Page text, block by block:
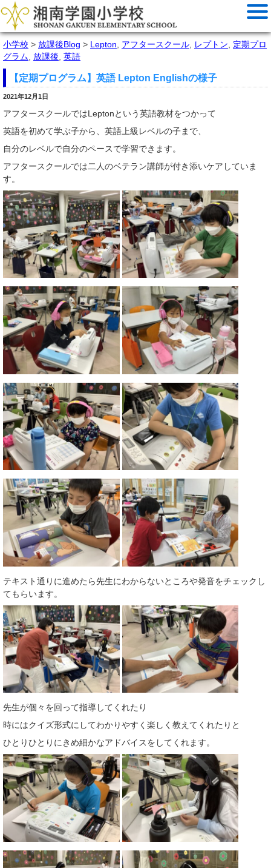
小学校 > 放課後Blog > Lepton アフタースクール レプトン
定期プロ
グラム 放課後 英語
【定期プログラム】英語 Lepton Englishの様子
2021年12月1日
アフタースクールではLeptonという英語教材をつかって
英語を初めて学ぶ子から、英語上級レベルの子まで、
自分のレベルで自分のペースで学習できます。
アフタースクールでは二人のベテラン講師が付き添いケアしていま
す。
テキスト通りに進めたら先生にわからないところや発音をチェックし
てもらいます。
先生が個々を回って指導してくれたり
時にはクイズ形式にしてわかりやすく楽しく教えてくれたりと
ひとりひとりにきめ細かなアドバイスをしてくれます。